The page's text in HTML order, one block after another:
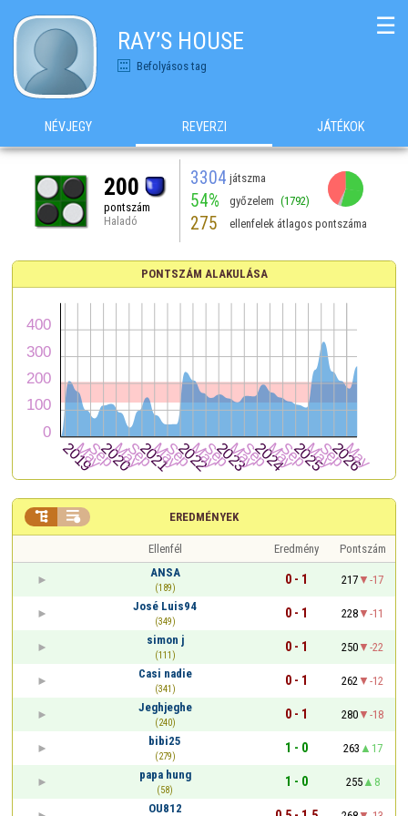
RAY’S HOUSE
Befolyásos tag
☰
NÉVJEGY REVERZI JÁTÉKOK
200
pontszám
Haladó
3304 játszma
54% győzelem (1792)
275 ellenfelek átlagos pontszáma
PONTSZÁM ALAKULÁSA
EREDMÉNYEK
 
Ellenfél Eredmény
Pontszám
ANSA
(189)
0 - 1 217
-17
José Luis94
(349)
0 - 1 228
-11
simon j
(111)
0 - 1 250
-22
Casi nadie
(341)
0 - 1 262
-12
Jeghjeghe
(240)
0 - 1 280
-18
bibi25
(279)
1 - 0 263
17
papa hung
(58)
1 - 0 255
8
OU812